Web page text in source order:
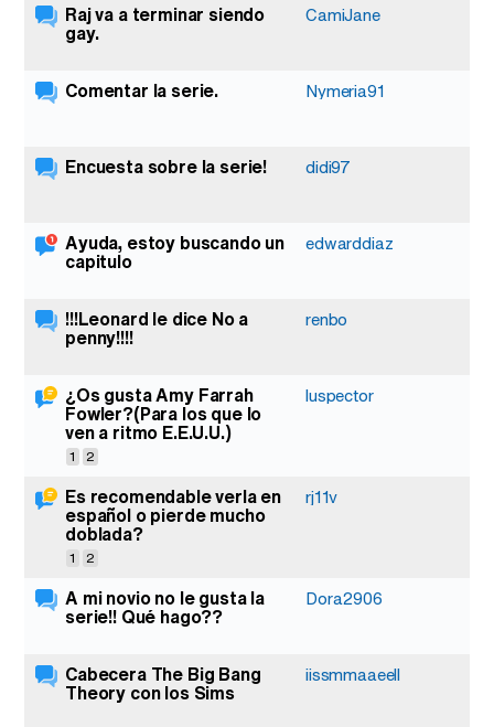
Raj va a terminar siendo
gay.
CamiJane
Comentar la serie. Nymeria91
Encuesta sobre la serie! didi97
Ayuda, estoy buscando un
capitulo
edwarddiaz
!!!Leonard le dice No a
penny!!!!
renbo
¿Os gusta Amy Farrah
Fowler?(Para los que lo
ven a ritmo E.E.U.U.)
1 2
luspector
Es recomendable verla en
español o pierde mucho
doblada?
1 2
rj11v
A mi novio no le gusta la
serie!! Qué hago??
Dora2906
Cabecera The Big Bang
Theory con los Sims
iissmmaaeell